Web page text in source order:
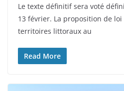
Le texte définitif sera voté
13 février. La proposition de
territoires littoraux au
Read More